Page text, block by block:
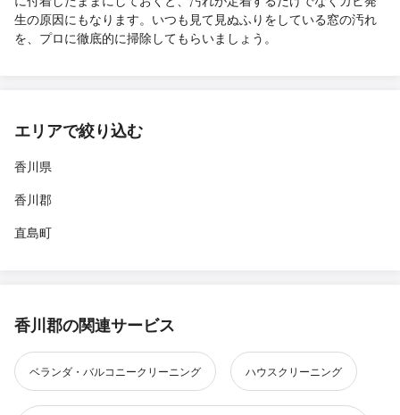
生の原因にもなります。いつも見て見ぬふりをしている窓の汚れ
を、プロに徹底的に掃除してもらいましょう。
エリアで絞り込む
香川県
香川郡
直島町
香川郡の関連サービス
ベランダ・バルコニークリーニング ハウスクリーニング